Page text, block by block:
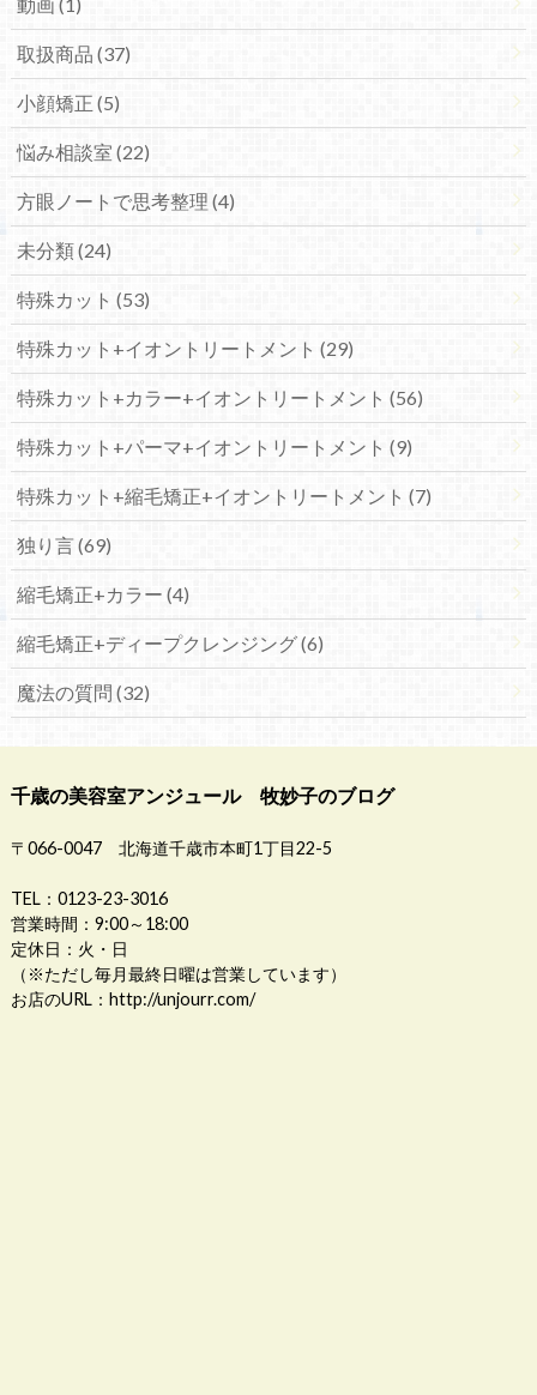
取扱商品 (37)
小顔矯正 (5)
悩み相談室 (22)
方眼ノートで思考整理 (4)
未分類 (24)
特殊カット (53)
特殊カット+イオントリートメント (29)
特殊カット+カラー+イオントリートメント (56)
特殊カット+パーマ+イオントリートメント (9)
特殊カット+縮毛矯正+イオントリートメント (7)
独り言 (69)
縮毛矯正+カラー (4)
縮毛矯正+ディープクレンジング (6)
魔法の質問 (32)
千歳の美容室アンジュール 牧妙子のブログ
〒066-0047 北海道千歳市本町1丁目22-5
TEL：0123-23-3016
営業時間：9:00～18:00
定休日：火・日
（※ただし毎月最終日曜は営業しています）
お店のURL： http://unjourr.com/